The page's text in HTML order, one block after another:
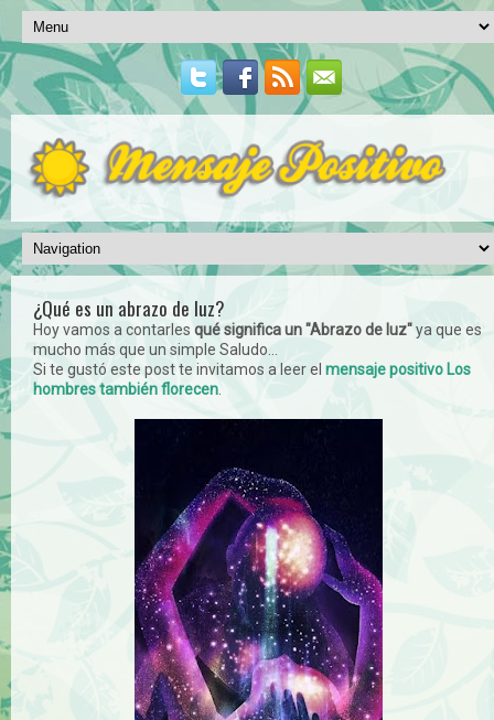
¿Qué es un abrazo de luz?
Hoy vamos a contarles qué significa un "Abrazo de luz"ya que es
mucho más que un simple Saludo...
Si te gustó este post te invitamos a leer el mensaje positivo Los
hombres también florecen